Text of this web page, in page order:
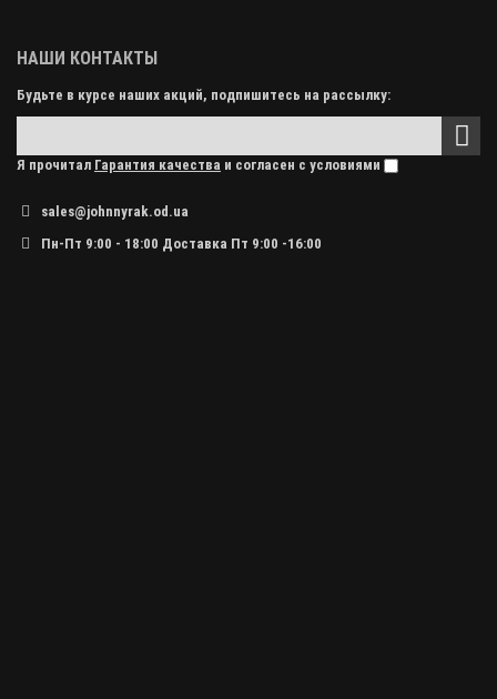
НАШИ КОНТАКТЫ
Будьте в курсе наших акций, подпишитесь на рассылку:
Я прочитал Гарантия качества и согласен с условиями
sales@johnnyrak.od.ua
Пн-Пт 9:00 - 18:00 Доставка Пт 9:00 -16:00